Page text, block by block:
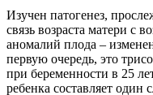
Изучен патогенез,
связь возраста матери с
аномалий плода –
первую очередь, это
при беременности в 25
ребенка составляет один